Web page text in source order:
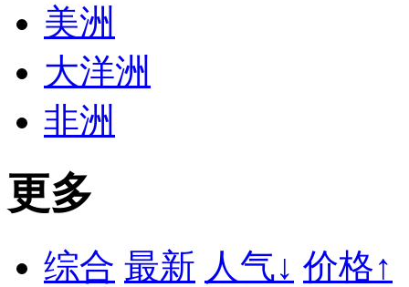
美洲
大洋洲
非洲
更多
综合 最新 人气↓ 价格↑